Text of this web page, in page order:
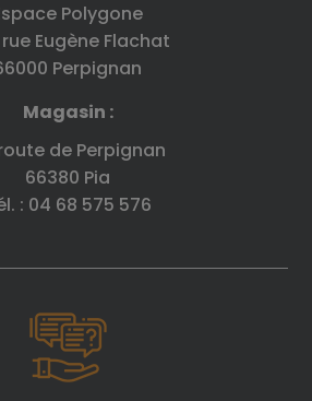
Polygone
Eugène Flachat
Perpignan
Magasin :
de Perpignan
66380 Pia
: 04 68 575 576